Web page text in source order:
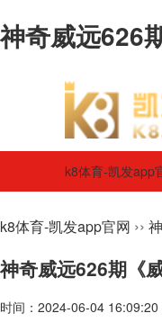
神奇威远626
k8体育-凯发app
k8体育-凯发app官网 ››
神奇威远626期《
时间：2024-06-04